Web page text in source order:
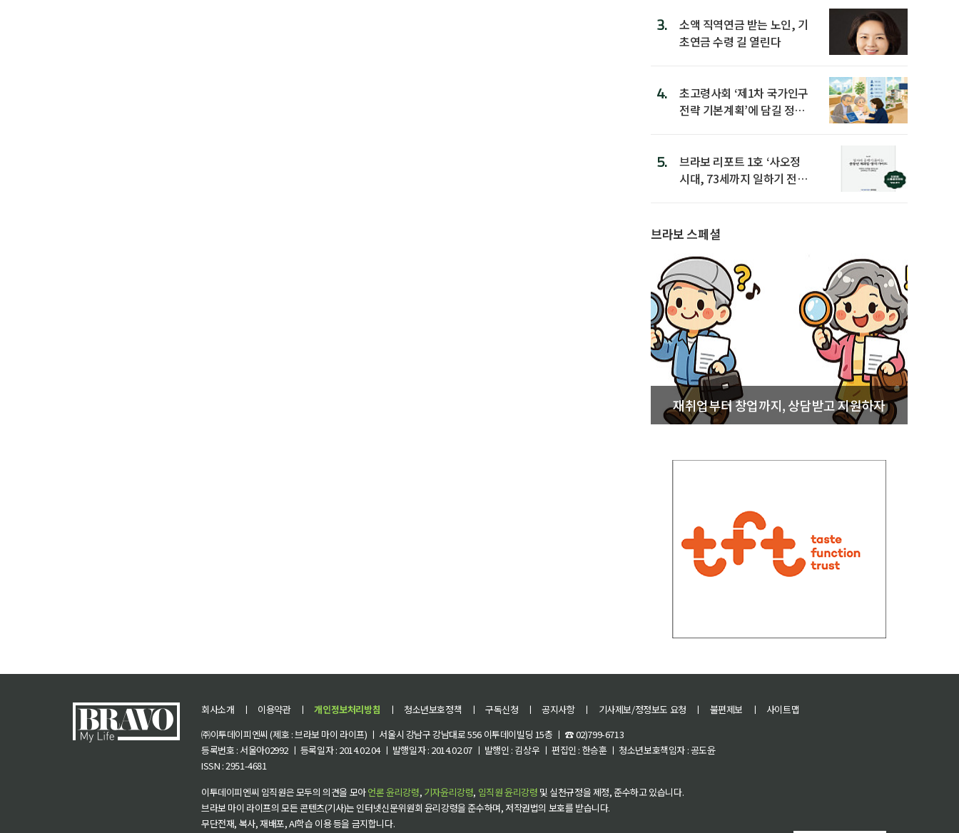
3.
소액 직역연금 받는 노인, 기
초연금 수령 길 열린다
4.
초고령사회 ‘제1차 국가인구
전략 기본계획’에 담길 정책
5.
브라보 리포트 1호 ‘사오정
시대, 73세까지 일하기 전략’
브라보 스페셜
재취업부터 창업까지, 상담받고 지원하자
회사소개 ㅣ 이용약관 ㅣ 개인정보처리방침 ㅣ 청소년보호정책 ㅣ 구독신청 ㅣ 공지사항 ㅣ 기사제보/정정보도 요청 ㅣ 불편제보 ㅣ
사이트맵
㈜이투데이피엔씨 (제호 : 브라보 마이 라이프) ㅣ 서울시 강남구 강남대로 556 이투데이빌딩 15층 ㅣ ☎ 02)799-6713
등록번호 : 서울아02992 ㅣ 등록일자 : 2014.02.04 ㅣ 발행일자 : 2014.02.07 ㅣ 발행인 : 김상우 ㅣ 편집인 : 한승훈 ㅣ 청소년보호책임자 : 공도윤
ISSN : 2951-4681
이투데이피엔씨 임직원은 모두의 의견을 모아언론 윤리강령, 기자윤리강령, 임직원 윤리강령 및 실천규정을 제정, 준수하고 있습니다.
브라보 마이 라이프의 모든 콘텐츠(기사)는 인터넷신문위원회 윤리강령을 준수하며, 저작권법의 보호를 받습니다.
무단전재, 복사, 재배포, AI학습 이용 등을 금지합니다.